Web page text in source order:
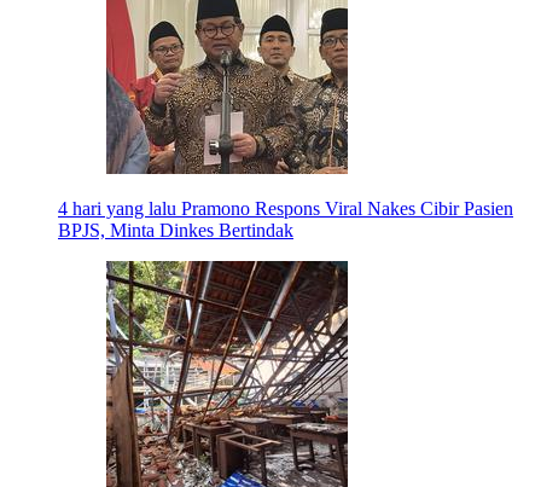
4 hari yang lalu Pramono Respons Viral Nakes Cibir Pasien
BPJS, Minta Dinkes Bertindak